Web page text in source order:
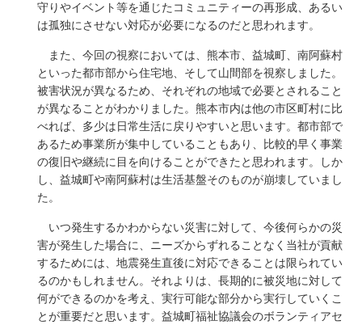
守りやイベント等を通じたコミュニティーの再形成、あるい
は孤独にさせない対応が必要になるのだと思われます。
また、今回の視察においては、熊本市、益城町、南阿蘇村
といった都市部から住宅地、そして山間部を視察しました。
被害状況が異なるため、それぞれの地域で必要とされること
が異なることがわかりました。熊本市内は他の市区町村に比
べれば、多少は日常生活に戻りやすいと思います。都市部で
あるため事業所が集中していることもあり、比較的早く事業
の復旧や継続に目を向けることができたと思われます。しか
し、益城町や南阿蘇村は生活基盤そのものが崩壊していまし
た。
いつ発生するかわからない災害に対して、今後何らかの災
害が発生した場合に、ニーズからずれることなく当社が貢献
するためには、地震発生直後に対応できることは限られてい
るのかもしれません。それよりは、長期的に被災地に対して
何ができるのかを考え、実行可能な部分から実行していくこ
とが重要だと思います。益城町福祉協議会のボランティアセ